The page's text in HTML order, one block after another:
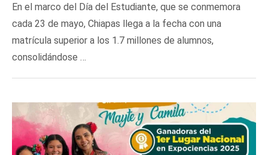
En el marco del Día del Estudiante, que se conmemora
cada 23 de mayo, Chiapas llega a la fecha con una
matrícula superior a los 1.7 millones de alumnos,
consolidándose …